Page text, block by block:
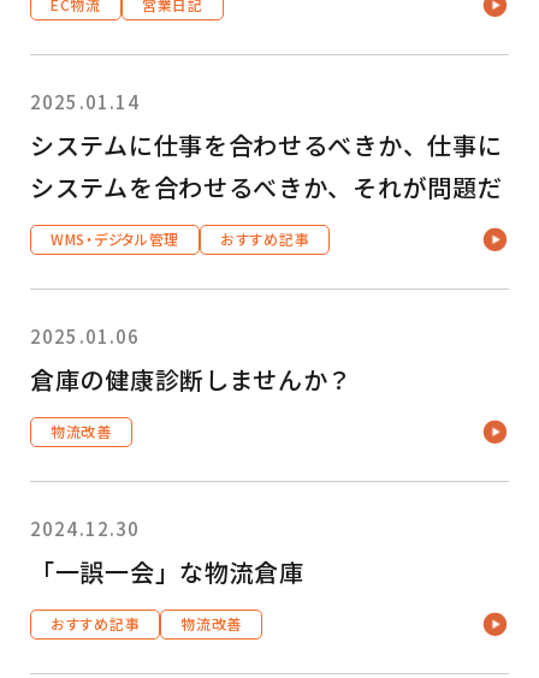
EC物流 営業日記
2025.01.14
システムに仕事を合わせるべきか、仕事に
システムを合わせるべきか、それが問題だ
WMS・デジタル管理 おすすめ記事
2025.01.06
倉庫の健康診断しませんか？
物流改善
2024.12.30
「一誤一会」な物流倉庫
おすすめ記事 物流改善